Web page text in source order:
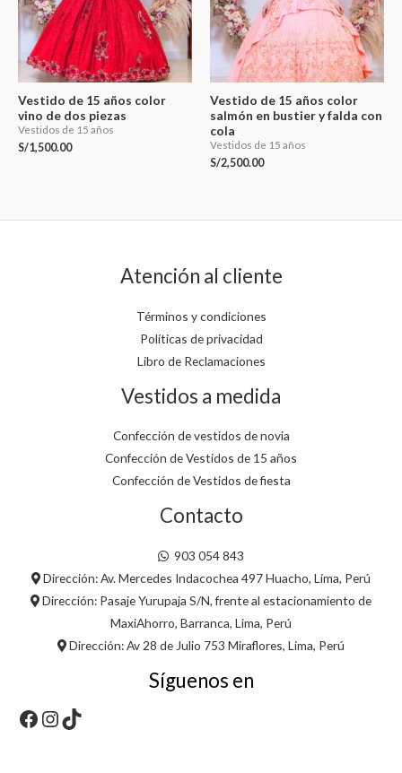
Vestido de 15 años color
vino de dos piezas
Vestidos de 15 años
S/1,500.00
Vestido de 15 años color
salmón en bustier y falda con
cola
Vestidos de 15 años
S/2,500.00
Atención al cliente
Términos y condiciones
Políticas de privacidad
Libro de Reclamaciones
Vestidos a medida
Confección de vestidos de novia
Confección de Vestidos de 15 años
Confección de Vestidos de fiesta
Contacto
903 054 843
Dirección: Av. Mercedes Indacochea 497 Huacho, Lima, Perú
Dirección: Pasaje Yurupaja S/N, frente al estacionamiento de
MaxiAhorro, Barranca, Lima, Perú
Dirección: Av 28 de Julio 753 Miraflores, Lima, Perú
Síguenos en
Facebook Instagram TikTok